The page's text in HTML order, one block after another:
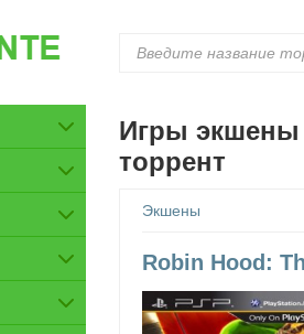
Игры экшены
торрент
Экшены
Robin Hood: